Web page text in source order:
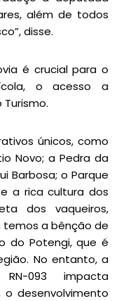
além de todos
disse.
é crucial para o
o acesso a
únicos, como
Novo; a Pedra da
Barbosa; o Parque
a rica cultura dos
dos vaqueiros,
temos a bênção de
do Potengi, que é
No entanto, a
093 impacta
desenvolvimento